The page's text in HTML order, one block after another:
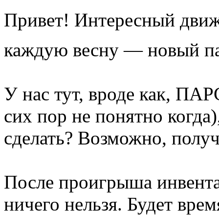
Привет! Интересный
каждую весну — новый
У нас тут, вроде как,
сих пор не понятно
сделать? Возможно,
После проигрыша
ничего нельзя. Будет